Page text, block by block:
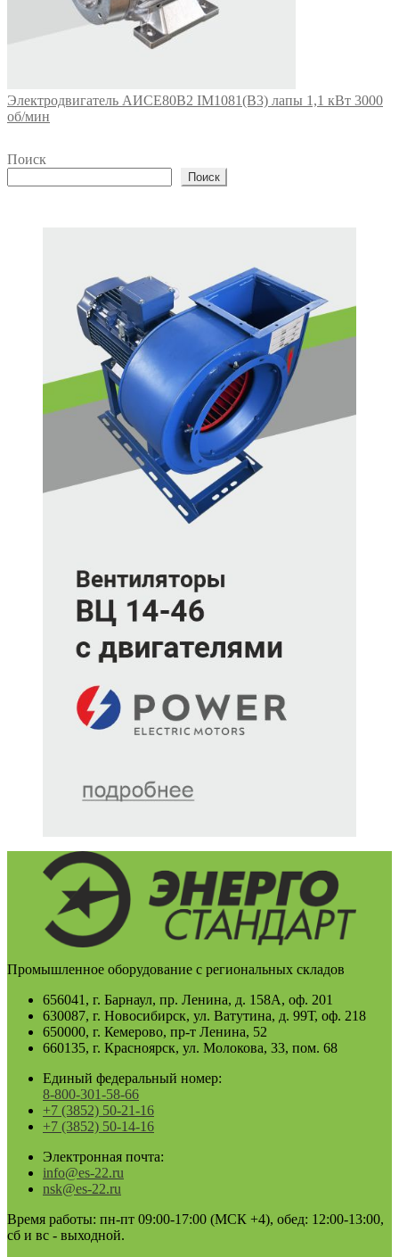
Электродвигатель АИСЕ80В2 IM1081(B3) лапы 1,1 кВт 3000
об/мин
Поиск
Поиск
Промышленное оборудование с региональных складов
656041, г. Барнаул, пр. Ленина, д. 158А, оф. 201
630087, г. Новосибирск, ул. Ватутина, д. 99Т, оф. 218
650000, г. Кемерово, пр-т Ленина, 52
660135, г. Красноярск, ул. Молокова, 33, пом. 68
Единый федеральный номер:
8-800-301-58-66
+7 (3852) 50-21-16
+7 (3852) 50-14-16
Электронная почта:
info@es-22.ru
nsk@es-22.ru
Время работы: пн-пт 09:00-17:00 (МСК +4), обед: 12:00-13:00,
сб и вс - выходной.